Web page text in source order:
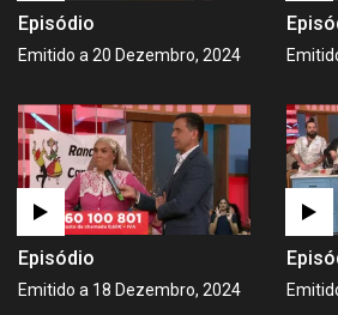
Episódio
Emitido a 20 Dezembro, 2024
Episódio
Emitido a 18 Dezembro, 2024